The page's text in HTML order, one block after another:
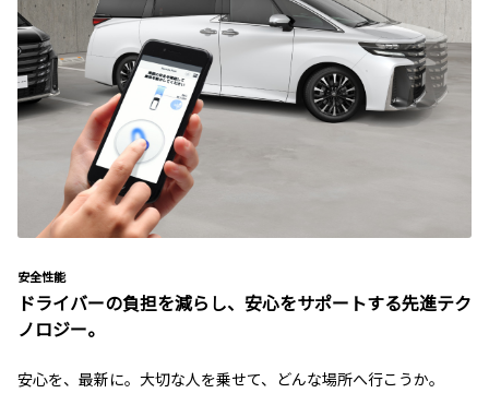
安全性能
ドライバーの負担を減らし、安心をサポートする先進テク
ノロジー。
安心を、最新に。大切な人を乗せて、どんな場所へ行こうか。